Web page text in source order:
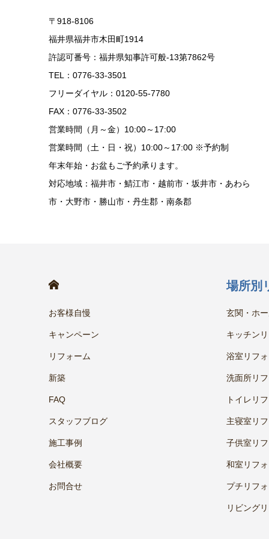
〒918-8106
福井県福井市木田町1914
許認可番号：福井県知事許可般-13第7862号
TEL：0776-33-3501
フリーダイヤル：0120-55-7780
FAX：0776-33-3502
営業時間（月～金）10:00～17:00
営業時間（土・日・祝）10:00～17:00 ※予約制
年末年始・お盆もご予約承ります。
対応地域：福井市・鯖江市・越前市・坂井市・あわら
市・大野市・勝山市・丹生郡・南条郡
お客様自慢
キャンペーン
リフォーム
新築
FAQ
スタッフブログ
施工事例
会社概要
お問合せ
場所別
玄関・ホ
キッチン
浴室リフ
洗面所リ
トイレリ
主寝室リ
子供室リ
和室リフ
プチリフ
リビング